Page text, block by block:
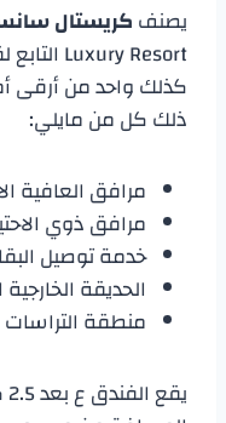
يصنفكريستال
Luxury Resort التابع لقائمة
كذلك واحد من أرقى
ذلك كل من مايلي:
مرافق العافية
مرافق ذوي
خدمة توصيل
الحديقة الخارجية
منطقة